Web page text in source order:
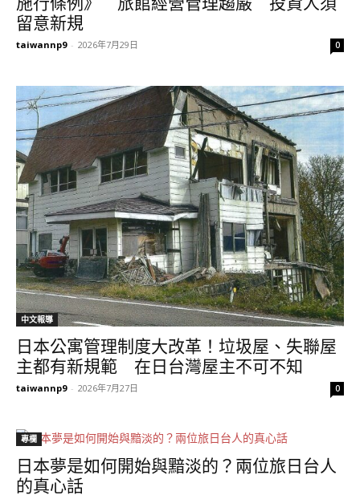
留意新規
taiwannp9 - 2026年7月29日 0
中文報導
日本公寓管理制度大改革！垃圾屋、失聯屋
主都有新規範 在日台灣屋主不可不知
taiwannp9 - 2026年7月27日 0
專欄
日本夢是如何開始與黯淡的？兩位旅日台人
的真心話